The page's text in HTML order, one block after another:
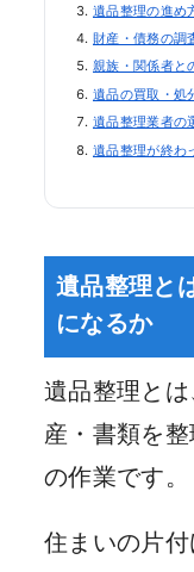
遺品整理の進め
財産・債務の調
親族・関係者と
遺品の買取・処
遺品整理業者の
遺品整理が終わ
遺品整理と
になるか
遺品整理と
産・書類を
の作業です。
住まいの片